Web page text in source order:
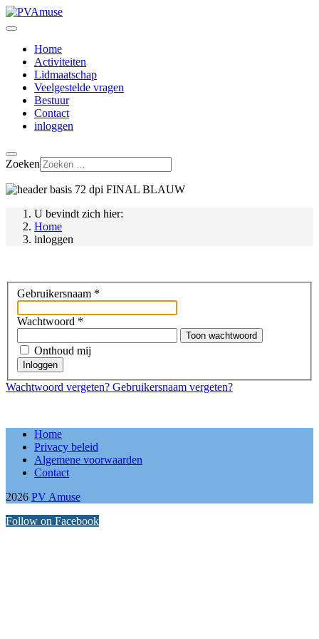
Home
Activiteiten
Lidmaatschap
Veelgestelde vragen
Bestuur
Contact
inloggen
Zoeken
U bevindt zich hier:
Home
inloggen
Gebruikersnaam *
Wachtwoord *
Toon wachtwoord
Onthoud mij
Inloggen
Wachtwoord vergeten? Gebruikersnaam vergeten?
Home
Privacy beleid
Algemene voorwaarden
Contact
2026 PV Amuse
Follow on Facebook